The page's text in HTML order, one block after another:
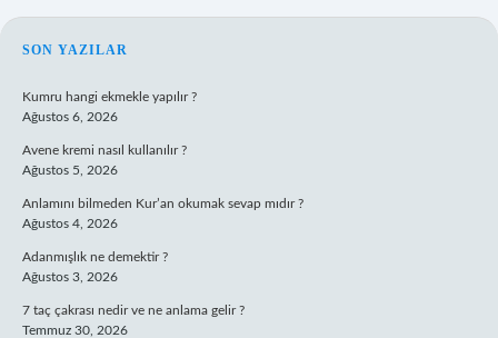
SIDEBAR
SON YAZILAR
Kumru hangi ekmekle yapılır ?
Ağustos 6, 2026
Avene kremi nasıl kullanılır ?
Ağustos 5, 2026
Anlamını bilmeden Kur’an okumak sevap mıdır ?
Ağustos 4, 2026
Adanmışlık ne demektir ?
Ağustos 3, 2026
7 taç çakrası nedir ve ne anlama gelir ?
Temmuz 30, 2026